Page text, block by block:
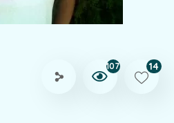
107 14